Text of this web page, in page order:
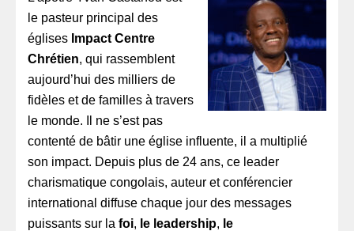
le pasteur principal des
églises Impact Centre
Chrétien, qui rassemblent
aujourd’hui des milliers de
fidèles et de familles à travers
le monde. Il ne s’est pas
contenté de bâtir une église influente, il a multiplié
son impact. Depuis plus de 24 ans, ce leader
charismatique congolais, auteur et conférencier
international diffuse chaque jour des messages
puissants sur la foi, le leadership, le